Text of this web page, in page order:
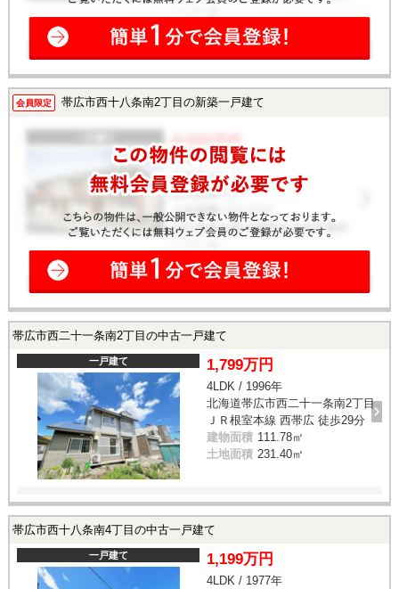
会員限定 帯広市西十八条南2丁目の新築一戸建て
帯広市西二十一条南2丁目の中古一戸建て
一戸建て 1,799万円
4LDK / 1996年
北海道帯広市西二十一条南2丁目
ＪＲ根室本線 西帯広 徒歩29分
建物面積 111.78㎡
土地面積 231.40㎡
帯広市西十八条南4丁目の中古一戸建て
一戸建て 1,199万円
4LDK / 1977年